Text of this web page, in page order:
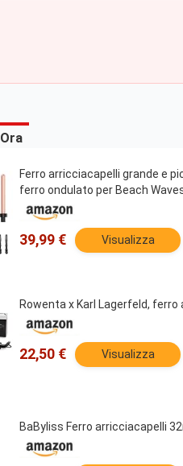
Ferro arricciacapelli grande e
ferro ondulato per Beach
39,99 € Visualizza
Rowenta x Karl Lagerfeld,
22,50 € Visualizza
BaByliss Ferro arricciacapelli